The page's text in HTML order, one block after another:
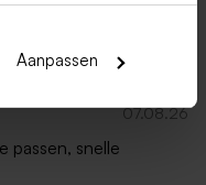
Aanpassen
te maken.
geleverd.
07.08.26
passen, snelle